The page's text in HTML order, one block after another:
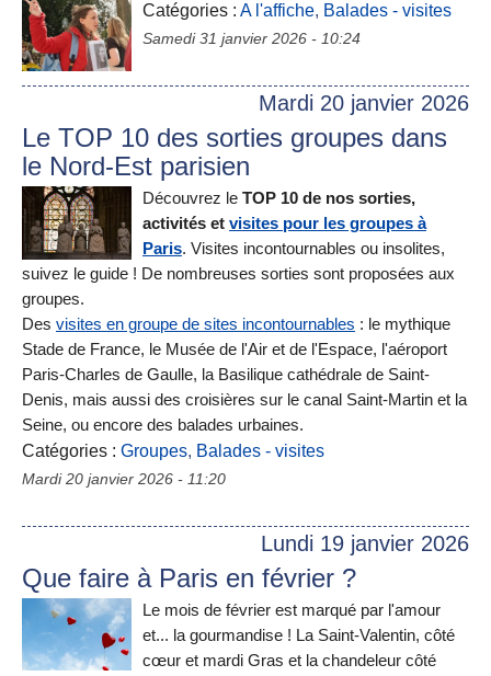
Catégories : A l'affiche, Balades - visites
Samedi 31 janvier 2026 - 10:24
Mardi 20 janvier 2026
Le TOP 10 des sorties groupes dans
le Nord-Est parisien
Découvrez le TOP 10 de nos sorties,
activités et visites pour les groupes à
Paris. Visites incontournables ou insolites,
suivez le guide ! De nombreuses sorties sont proposées aux
groupes.
Des visites en groupe de sites incontournables : le mythique
Stade de France, le Musée de l'Air et de l'Espace, l'aéroport
Paris-Charles de Gaulle, la Basilique cathédrale de Saint-
Denis, mais aussi des croisières sur le canal Saint-Martin et la
Seine, ou encore des balades urbaines.
Catégories : Groupes, Balades - visites
Mardi 20 janvier 2026 - 11:20
Lundi 19 janvier 2026
Que faire à Paris en février ?
Le mois de février est marqué par l'amour
et... la gourmandise ! La Saint-Valentin, côté
cœur et mardi Gras et la chandeleur côté